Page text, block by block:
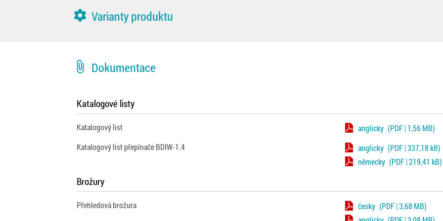
settings Varianty produktu
attach_file Dokumentace
Katalogové listy
Katalogový list anglicky (PDF | 1,56 MB)
Katalogový list přepínače BDIW-1.4
anglicky (PDF | 337,18 kB)
německy (PDF | 219,41 kB)
Brožury
Přehledová brožura česky (PDF | 3,68 MB)